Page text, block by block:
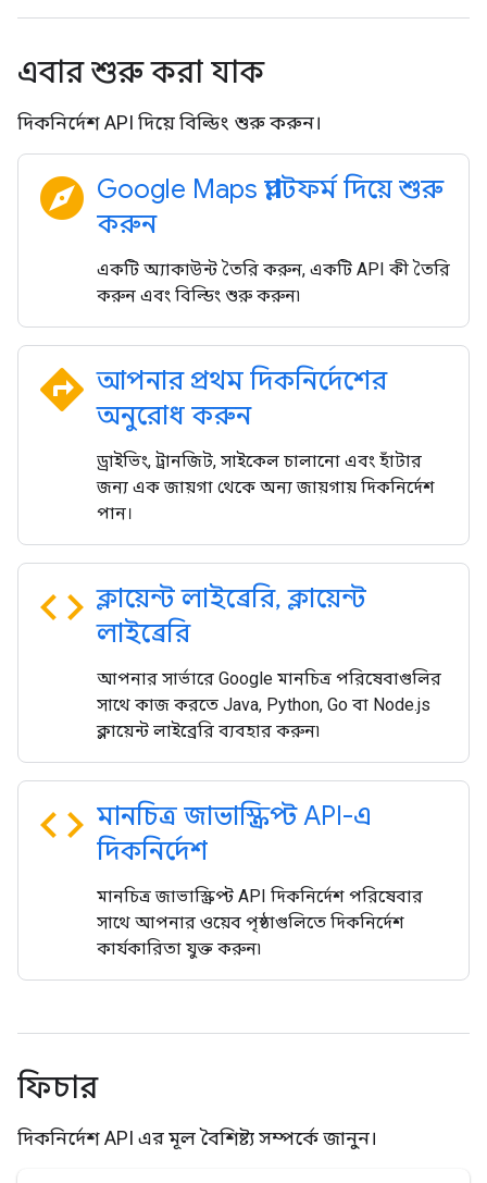
এবার শুরু করা যাক
দিকনির্দেশ API দিয়ে বিল্ডিং শুরু করুন।
explore Google Maps প্ল্যাটফর্ম দিয়ে শুরু
করুন
একটি অ্যাকাউন্ট তৈরি করুন, একটি API কী তৈরি
করুন এবং বিল্ডিং শুরু করুন৷
directions আপনার প্রথম দিকনির্দেশের
অনুরোধ করুন
ড্রাইভিং, ট্রানজিট, সাইকেল চালানো এবং হাঁটার
জন্য এক জায়গা থেকে অন্য জায়গায় দিকনির্দেশ
পান।
code ক্লায়েন্ট লাইব্রেরি, ক্লায়েন্ট
লাইব্রেরি
আপনার সার্ভারে Google মানচিত্র পরিষেবাগুলির
সাথে কাজ করতে Java, Python, Go বা Node.js
ক্লায়েন্ট লাইব্রেরি ব্যবহার করুন৷
code মানচিত্র জাভাস্ক্রিপ্ট API-এ
দিকনির্দেশ
মানচিত্র জাভাস্ক্রিপ্ট API দিকনির্দেশ পরিষেবার
সাথে আপনার ওয়েব পৃষ্ঠাগুলিতে দিকনির্দেশ
কার্যকারিতা যুক্ত করুন৷
ফিচার
দিকনির্দেশ API এর মূল বৈশিষ্ট্য সম্পর্কে জানুন।